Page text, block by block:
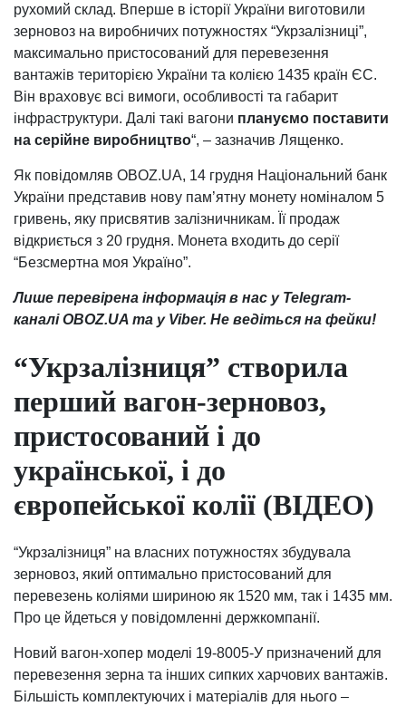
рухомий склад. Вперше в історії України виготовили
зерновоз на виробничих потужностях “Укрзалізниці”,
максимально пристосований для перевезення
вантажів територією України та колією 1435 країн ЄС.
Він враховує всі вимоги, особливості та габарит
інфраструктури. Далі такі вагони плануємо поставити
на серійне виробництво“, – зазначив Лященко.
Як повідомляв OBOZ.UA, 14 грудня Національний банк
України представив нову пам’ятну монету номіналом 5
гривень, яку присвятив залізничникам. Її продаж
відкриється з 20 грудня. Монета входить до серії
“Безсмертна моя Україно”.
Лише перевірена інформація в нас у Telegram-
каналі OBOZ.UA та у Viber. Не ведіться на фейки!
“Укрзалізниця” створила
перший вагон-зерновоз,
пристосований і до
української, і до
європейської колії (ВІДЕО)
“Укрзалізниця” на власних потужностях збудувала
зерновоз, який оптимально пристосований для
перевезень коліями шириною як 1520 мм, так і 1435 мм.
Про це йдеться у повідомленні держкомпанії.
Новий вагон-хопер моделі 19-8005-У призначений для
перевезення зерна та інших сипких харчових вантажів.
Більшість комплектуючих і матеріалів для нього –